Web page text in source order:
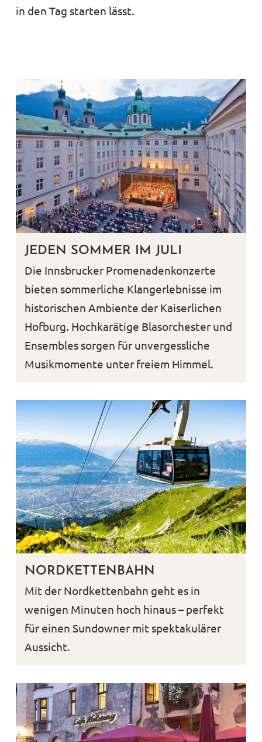
in den Tag starten lässt.
JEDEN SOMMER IM JULI
Die Innsbrucker Promenadenkonzerte
bieten sommerliche Klangerlebnisse im
historischen Ambiente der Kaiserlichen
Hofburg. Hochkarätige Blasorchester und
Ensembles sorgen für unvergessliche
Musikmomente unter freiem Himmel.
NORDKETTENBAHN
Mit der Nordkettenbahn geht es in
wenigen Minuten hoch hinaus – perfekt
für einen Sundowner mit spektakulärer
Aussicht.